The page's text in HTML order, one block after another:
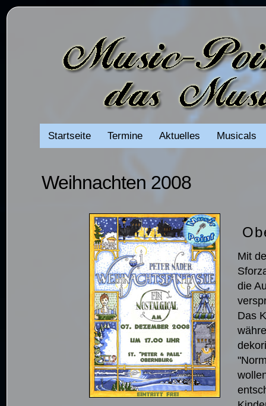
Startseite Termine Aktuelles Musicals
Weihnachten 2008
Mit
die
Das